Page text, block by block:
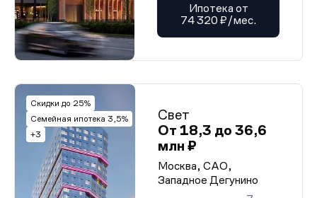
Ипотека от
74 320 ₽/мес.
Скидки до 25%
Семейная ипотека 3,5%
+3
Свет
От 18,3 до 36,6
млн ₽
Москва, САО,
Западное Дегунино